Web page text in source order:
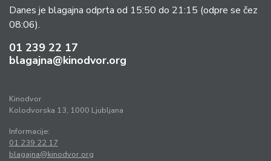
Danes je blagajna odprta od 15:50 do 21:15 (odpre se čez
08:06).
01 239 22 17
blagajna@kinodvor.org
Kinodvor
Kolodvorska 13, 1000 Ljubljana
Informacije:
01 239 22 17
blagajna@kinodvor.org